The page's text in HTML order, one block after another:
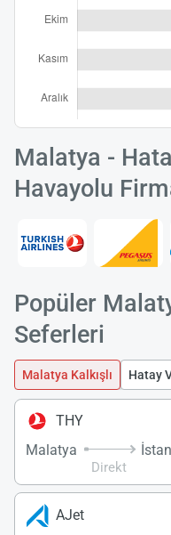
Malatya -
Havayolu
Popüler
Seferleri
Malatya Kalkışlı Hatay
THY
Malatya
Direkt
AJet